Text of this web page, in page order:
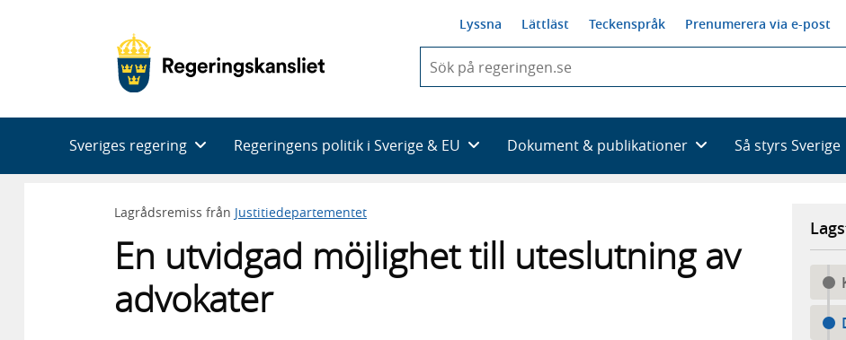
Lyssna Lättläst Teckenspråk Prenumerera via e-post
du
skriva
framträder
en
Sveriges regering Regeringens politik i Sverige & EU Dokument & publikationer Så styrs Sverige
Lagrådsremiss från Justitiedepartementet
En utvidgad möjlighet till uteslutning av
advokater